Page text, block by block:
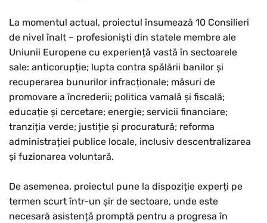
La momentul actual, proiectul însumează 10 Consilieri
de nivel înalt – profesioniști din statele membre ale
Uniunii Europene cu experiență vastă în sectoarele
sale: anticorupție; lupta contra spălării banilor și
recuperarea bunurilor infracționale; măsuri de
promovare a încrederii; politica vamală și fiscală;
educație și cercetare; energie; servicii financiare;
tranziția verde; justiție și procuratură; reforma
administrației publice locale, inclusiv descentralizarea
și fuzionarea voluntară.
De asemenea, proiectul pune la dispoziție experți pe
termen scurt într-un șir de sectoare, unde este
necesară asistență promptă pentru a progresa în